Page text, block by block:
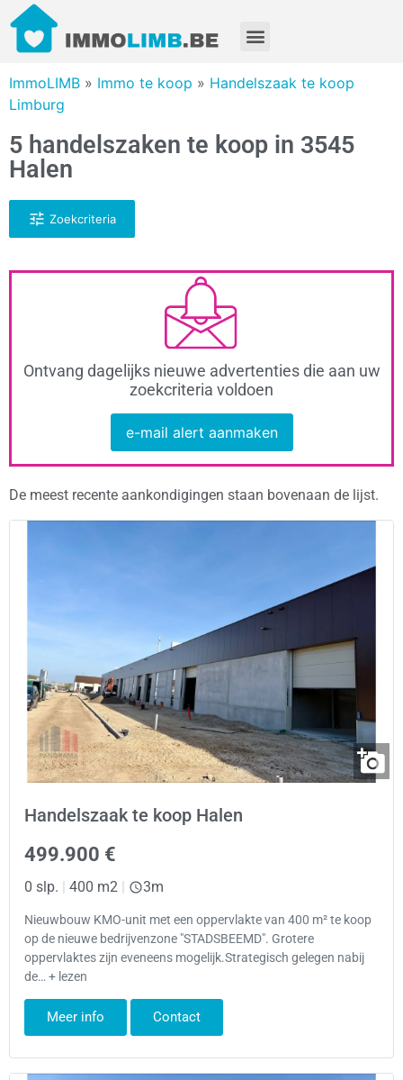
ImmoLIMB » Immo te koop » Handelszaak te koop
Limburg
5 handelszaken te koop in 3545
Halen
Zoekcriteria
Ontvang dagelijks nieuwe advertenties die aan uw
zoekcriteria voldoen
e-mail alert aanmaken
De meest recente aankondigingen staan bovenaan de lijst.
Handelszaak te koop Halen
499.900 €
0 slp. | 400 m2 | 3m
Nieuwbouw KMO-unit met een oppervlakte van 400 m² te koop
op de nieuwe bedrijvenzone "STADSBEEMD". Grotere
oppervlaktes zijn eveneens mogelijk.Strategisch gelegen nabij
de… + lezen
Meer info Contact